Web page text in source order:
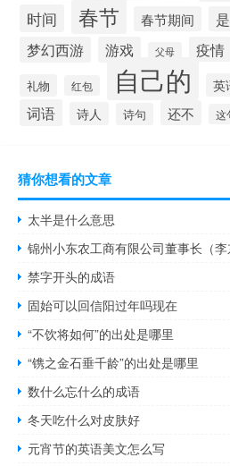
时间 春节 春节期间
梦幻西游 游戏 父母 疫情
礼物 红包 自己的 英
词语 诗人 诗句 还不 这
猜你想看的文章
太半是什么意思
禁字开头的成语
固始可以回信阳过年吗现在
“不饮将如何”的出处是哪里
“镌之金石垂千龄”的出处是哪里
数什么忘什么的成语
冬天吃什么对皮肤好
元宵节的英语美文怎么写